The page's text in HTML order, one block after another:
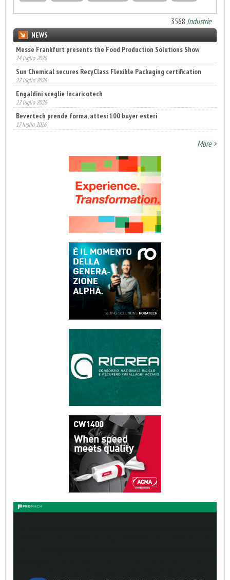
3568 Industrie
NEWS
Messe Frankfurt presents the Food Production Solutions Show
24 luglio 2026
Sun Chemical secures RecyClass Flexible Packaging certification
22 luglio 2026
Engaldini sceglie Incaricotech
22 luglio 2026
Bevertech prende forma, attesi 100 buyer esteri
17 luglio 2026
More >